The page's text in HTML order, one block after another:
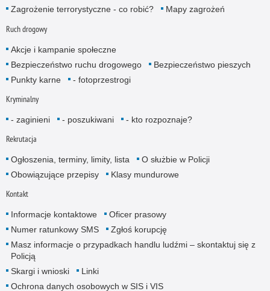
Zagrożenie terrorystyczne - co robić?
Mapy zagrożeń
Ruch drogowy
Akcje i kampanie społeczne
Bezpieczeństwo ruchu drogowego
Bezpieczeństwo pieszych
Punkty karne
- fotoprzestrogi
Kryminalny
- zaginieni - poszukiwani - kto rozpoznaje?
Rekrutacja
Ogłoszenia, terminy, limity, lista
O służbie w Policji
Obowiązujące przepisy
Klasy mundurowe
Kontakt
Informacje kontaktowe
Oficer prasowy
Numer ratunkowy SMS
Zgłoś korupcję
Masz informacje o przypadkach handlu ludźmi – skontaktuj się z
Policją
Skargi i wnioski
Linki
Ochrona danych osobowych w SIS i VIS